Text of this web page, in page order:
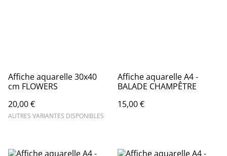
Affiche aquarelle 30x40
cm FLOWERS
20,00 €
AUTRES VARIANTES DISPONIBLES
Affiche aquarelle A4 -
BALADE CHAMPÊTRE
15,00 €